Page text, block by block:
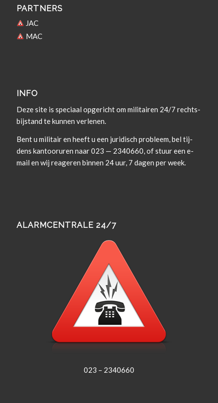
PARTNERS
JAC
MAC
INFO
Deze site is spe­ci­aal opgericht om militairen 24/7 rechts­
bi­j­s­tand te kun­nen verlenen.
Bent u militair en heeft u een juridisch prob­leem, bel tij­
dens kan­tooruren naar 023 — 2340660, of stuur een e-
mail en wij rea­geren bin­nen 24 uur, 7 dagen per week.
ALARMCENTRALE 24/7
023 – 2340660